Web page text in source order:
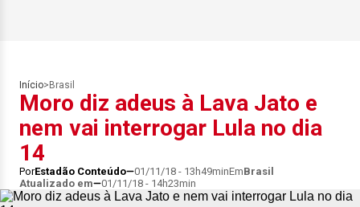
Início> Brasil
Moro diz adeus à Lava Jato e
nem vai interrogar Lula no dia
14
PorEstadão Conteúdo 01/11/18 - 13h49minEmBrasil
Atualizado em
01/11/18 - 14h23min